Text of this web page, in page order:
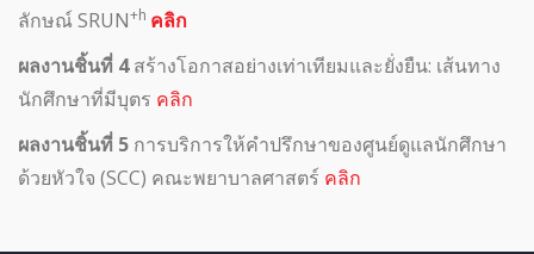
ลักษณ์ SRUN+h คลิก
ผลงานชิ้นที่ 4สร้างโอกาสอย่างเท่าเทียมและยั่งยืน: เส้นทาง
นักศึกษาที่มีบุตร คลิก
ผลงานชิ้นที่ 5 การบริการให้คำปรึกษาของศูนย์ดูแลนักศึกษา
ด้วยหัวใจ (SCC) คณะพยาบาลศาสตร์ คลิก